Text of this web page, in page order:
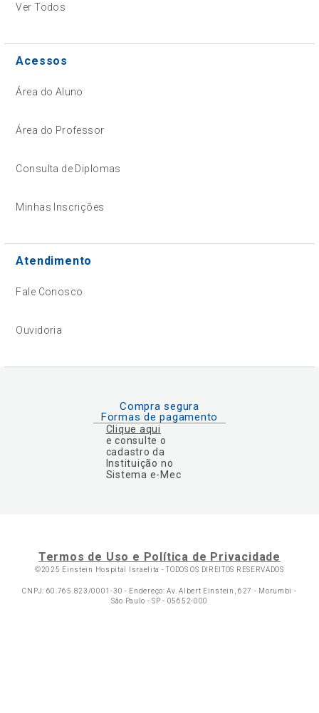
Ver Todos
Acessos
Área do Aluno
Área do Professor
Consulta de Diplomas
Minhas Inscrições
Atendimento
Fale Conosco
Ouvidoria
Compra segura
Formas de pagamento
Clique aqui
e consulte o
cadastro da
Instituição no
Sistema e-Mec
Termos de Uso e Política de Privacidade
©2025 Einstein Hospital Israelita -TODOS OS DIREITOS RESERVADOS
CNPJ: 60.765.823/0001-30 - Endereço: Av. Albert Einstein, 627 - Morumbi -
São Paulo - SP - 05652-000